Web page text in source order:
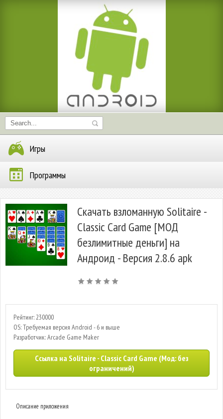
Игры
Программы
Скачать взломанную Solitaire -
Classic Card Game [МОД
безлимитные деньги] на
Андроид - Версия 2.8.6 apk
Рейтинг: 230000
OS: Требуемая версия Android - 6 и выше
Разработчик: Arcade Game Maker
Ссылка на Solitaire - Classic Card Game (Мод: без
ограничений)
Описание приложения